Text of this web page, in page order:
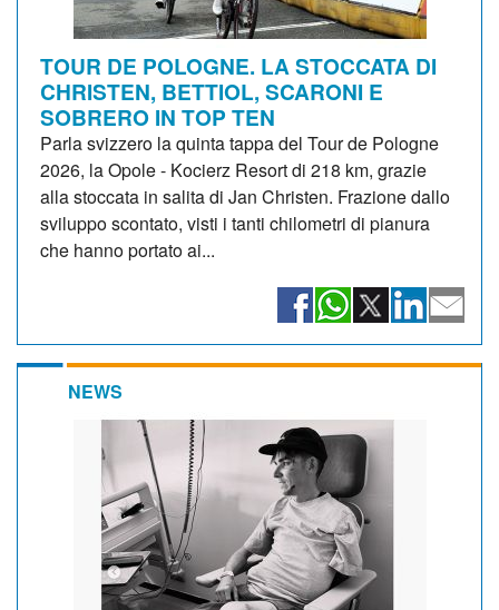
TOUR DE POLOGNE. LA STOCCATA DI
CHRISTEN, BETTIOL, SCARONI E
SOBRERO IN TOP TEN
Parla svizzero la quinta tappa del Tour de Pologne
2026, la Opole - Kocierz Resort di 218 km, grazie
alla stoccata in salita di Jan Christen. Frazione dallo
sviluppo scontato, visti i tanti chilometri di pianura
che hanno portato ai...
NEWS